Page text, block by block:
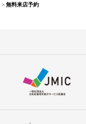
> 無料来店予約